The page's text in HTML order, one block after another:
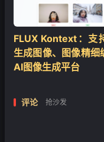
FLUX Kontext：支
生成图像、图像精细
AI图像生成平台
评论 抢沙发